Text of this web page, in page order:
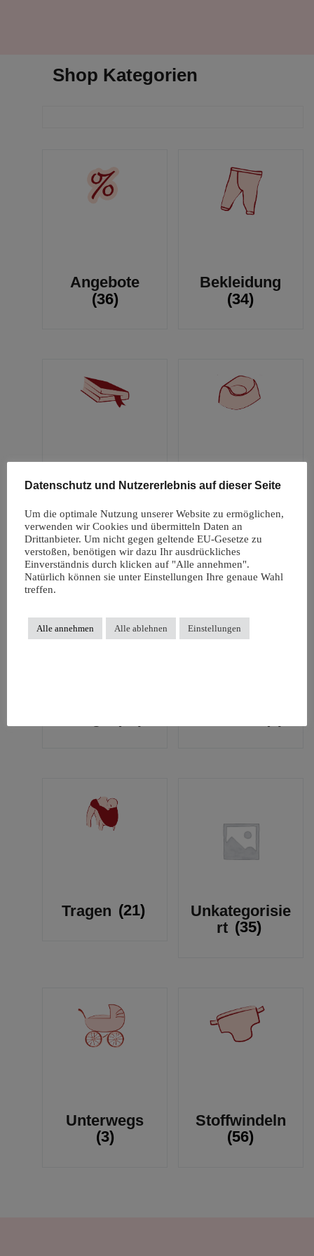
Shop Kategorien
Angebote
(36)
Bekleidung
(34)
Bücher &
Geschenke
(21)
Ohne Windeln
(68)
Tragen (21)
Unkategorisie
rt (35)
Unterwegs
(3)
Stoffwindeln
(56)
Datenschutz und Nutzererlebnis auf dieser Seite
Um die optimale Nutzung unserer Website zu ermöglichen,
verwenden wir Cookies und übermitteln Daten an
Drittanbieter. Um nicht gegen geltende EU-Gesetze zu
verstoßen, benötigen wir dazu Ihr ausdrückliches
Einverständnis durch klicken auf "Alle annehmen".
Natürlich können sie unter Einstellungen Ihre genaue Wahl
treffen.
Alle annehmen Alle ablehnen Einstellungen